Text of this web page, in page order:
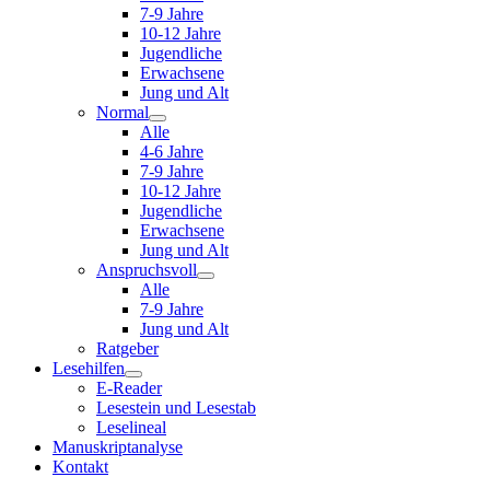
7-9 Jahre
10-12 Jahre
Jugendliche
Erwachsene
Jung und Alt
Normal
Alle
4-6 Jahre
7-9 Jahre
10-12 Jahre
Jugendliche
Erwachsene
Jung und Alt
Anspruchsvoll
Alle
7-9 Jahre
Jung und Alt
Ratgeber
Lesehilfen
E-Reader
Lesestein und Lesestab
Leselineal
Manuskriptanalyse
Kontakt